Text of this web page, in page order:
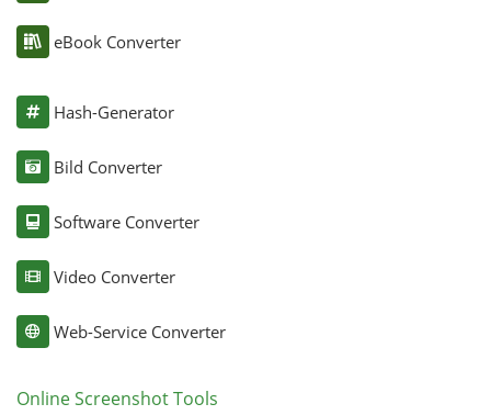
eBook Converter
Hash-Generator
Bild Converter
Software Converter
Video Converter
Web-Service Converter
Online Screenshot Tools